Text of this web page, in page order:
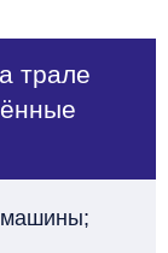
трале